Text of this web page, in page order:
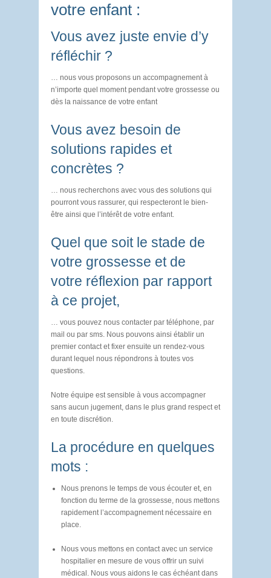
votre enfant :
Vous avez juste envie d’y
réfléchir ?
… nous vous proposons un accompagnement à
n’importe quel moment pendant votre grossesse ou
dès la naissance de votre enfant
Vous avez besoin de
solutions rapides et
concrètes ?
… nous recherchons avec vous des solutions qui
pourront vous rassurer, qui respecteront le bien-
être ainsi que l’intérêt de votre enfant.
Quel que soit le stade de
votre grossesse et de
votre réflexion par rapport
à ce projet,
… vous pouvez nous contacter par téléphone, par
mail ou par sms. Nous pouvons ainsi établir un
premier contact et fixer ensuite un rendez-vous
durant lequel nous répondrons à toutes vos
questions.
Notre équipe est sensible à vous accompagner
sans aucun jugement, dans le plus grand respect et
en toute discrétion.
La procédure en quelques
mots :
Nous prenons le temps de vous écouter et, en
fonction du terme de la grossesse, nous mettons
rapidement l’accompagnement nécessaire en
place.
Nous vous mettons en contact avec un service
hospitalier en mesure de vous offrir un suivi
médical. Nous vous aidons le cas échéant dans